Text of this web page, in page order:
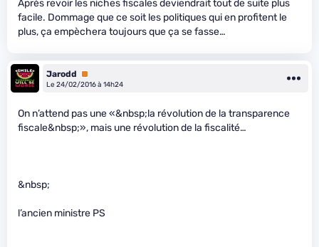
Après revoir les niches fiscales deviendrait tout de suite plus
facile. Dommage que ce soit les politiques qui en profitent le
plus, ça empèchera toujours que ça se fasse…
Jarodd
Premium
Le 24/02/2016 à 14h24
On n’attend pas une «&nbsp;la révolution de la transparence
fiscale&nbsp;», mais une révolution de la fiscalité…
&nbsp;
l’ancien ministre PS